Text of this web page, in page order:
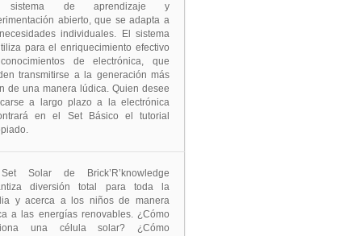
de aprendizaje y
abierto, que se adapta a
individuales. El sistema
para el enriquecimiento efectivo
de electrónica, que
transmitirse a la generación más
de una manera lúdica. Quien desee
a largo plazo a la electrónica
en el Set Básico el tutorial
Solar de Brick’R’knowledge
diversión total para toda la
y acerca a los niños de manera
a las energías renovables. ¿Cómo
una célula solar? ¿Cómo